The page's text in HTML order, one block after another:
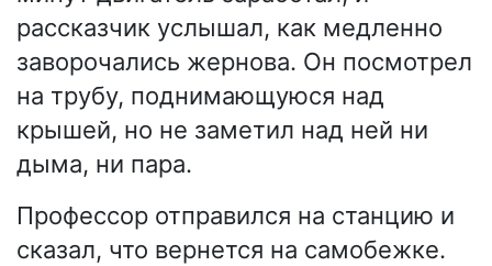
рассказчик услышал, как медленно
заворочались жернова. Он посмотрел
на трубу, поднимающуюся над
крышей, но не заметил над ней ни
дыма, ни пара.
Профессор отправился на станцию и
сказал, что вернется на самобежке.